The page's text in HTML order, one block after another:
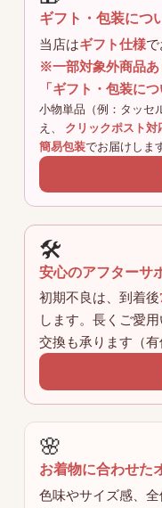
ギフト・包装につ
当店はギフト仕様で
※一部対象外商品あ
「ギフト・包装に
小物単品（例：タッセ
え、 クリックポスト対
簡易包装でお届けしま
🛠️
安心のアフターサ
初期不良は、到着後
します。長くご愛
交換も承ります（有
🌸
お着物に合わせた
色味やサイズ感、